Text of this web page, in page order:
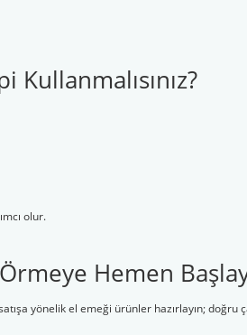
olur.
Hemen
yönelik el emeği ürünler hazırlayın; doğru